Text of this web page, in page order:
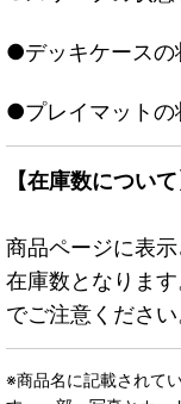
●デッキケースの
●プレイマットの
【在庫数について
商品ページに表
在庫数となりま
でご注意ください
※商品名に記載されて